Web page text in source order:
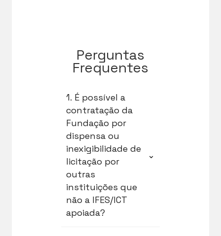
Perguntas
Frequentes
1. É possível a
contratação da
Fundação por
dispensa ou
inexigibilidade de
licitação por
outras
instituições que
não a IFES/ICT
apoiada?
⌄